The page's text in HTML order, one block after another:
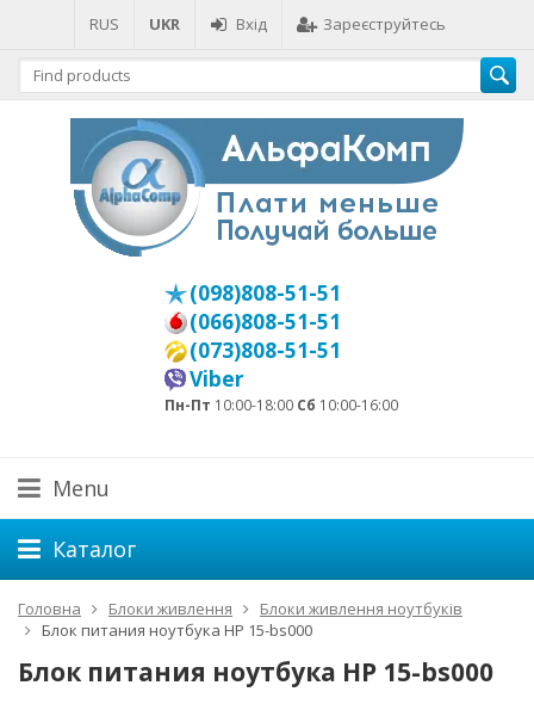
RUS UKR Вхід Зареєструйтесь
(098)808-51-51
(066)808-51-51
(073)808-51-51
Viber
Пн-Пт 10:00-18:00 Сб 10:00-16:00
Menu
Каталог
Головна Блоки живлення
Блоки живлення ноутбуків
Блок питания ноутбука HP 15-bs000
Блок питания ноутбука HP 15-bs000